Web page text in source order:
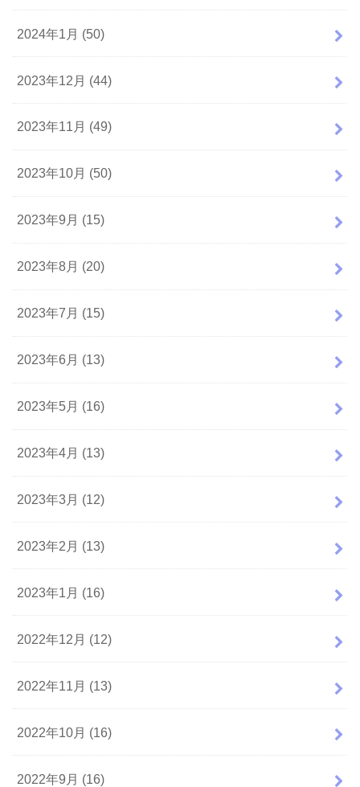
2024年1月 (50)
2023年12月 (44)
2023年11月 (49)
2023年10月 (50)
2023年9月 (15)
2023年8月 (20)
2023年7月 (15)
2023年6月 (13)
2023年5月 (16)
2023年4月 (13)
2023年3月 (12)
2023年2月 (13)
2023年1月 (16)
2022年12月 (12)
2022年11月 (13)
2022年10月 (16)
2022年9月 (16)